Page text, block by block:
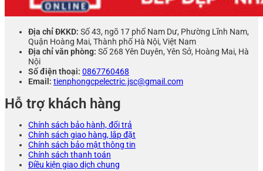
Địa chỉ ĐKKD: Số 43, ngõ 17 phố Nam Dư, Phường Lĩnh Nam,
Quận Hoàng Mai, Thành phố Hà Nội, Việt Nam
Địa chỉ văn phòng: Số 268 Yên Duyên, Yên Sở, Hoàng Mai, Hà
Nội
Số điện thoại: 0867760468
Email: tienphongcpelectric.jsc@gmail.com
Hỗ trợ khách hàng
Chính sách bảo hành, đổi trả
Chính sách giao hàng, lắp đặt
Chính sách bảo mật thông tin
Chính sách thanh toán
Điều kiện giao dịch chung